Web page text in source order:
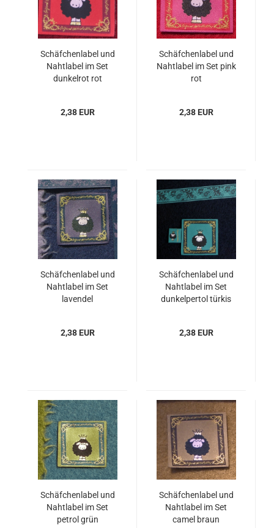
Schäfchenlabel und
Nahtlabel im Set
dunkelrot rot
2,38 EUR
Schäfchenlabel und
Nahtlabel im Set pink
rot
2,38 EUR
Schäfchenlabel und
Nahtlabel im Set
lavendel
2,38 EUR
Schäfchenlabel und
Nahtlabel im Set
dunkelpertol türkis
2,38 EUR
Schäfchenlabel und
Nahtlabel im Set
petrol grün
Schäfchenlabel und
Nahtlabel im Set
camel braun